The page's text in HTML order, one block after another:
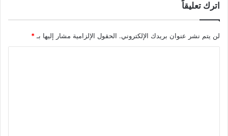
اترك تعليقاً
لن يتم نشر عنوان بريدك الإلكتروني. الحقول الإلزامية مشار إليها بـ*